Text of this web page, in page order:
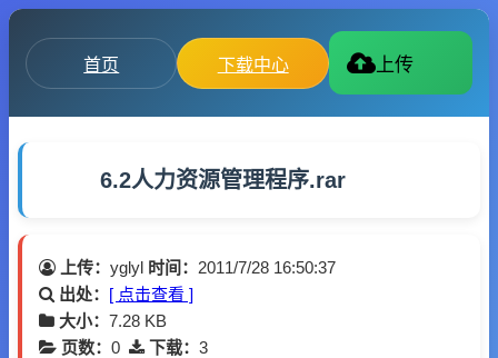
首页 下载中心 上传
6.2人力资源管理程序.rar
上传： yglyl 时间： 2011/7/28 16:50:37
出处： [ 点击查看 ]
大小： 7.28 KB
页数： 0 下载： 3